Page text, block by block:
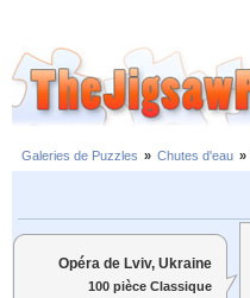
Galeries de Puzzles » Chutes d'eau »
Opéra de Lviv, Ukraine
100 pièce Classique